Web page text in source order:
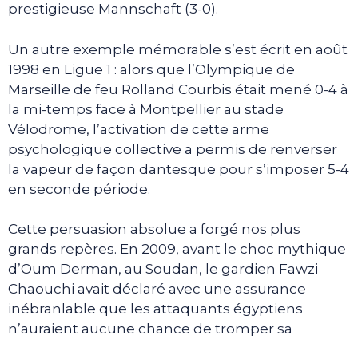
prestigieuse Mannschaft (3-0).
Un autre exemple mémorable s’est écrit en août
1998 en Ligue 1 : alors que l’Olympique de
Marseille de feu Rolland Courbis était mené 0-4 à
la mi-temps face à Montpellier au stade
Vélodrome, l’activation de cette arme
psychologique collective a permis de renverser
la vapeur de façon dantesque pour s’imposer 5-4
en seconde période.
Cette persuasion absolue a forgé nos plus
grands repères. En 2009, avant le choc mythique
d’Oum Derman, au Soudan, le gardien Fawzi
Chaouchi avait déclaré avec une assurance
inébranlable que les attaquants égyptiens
n’auraient aucune chance de tromper sa